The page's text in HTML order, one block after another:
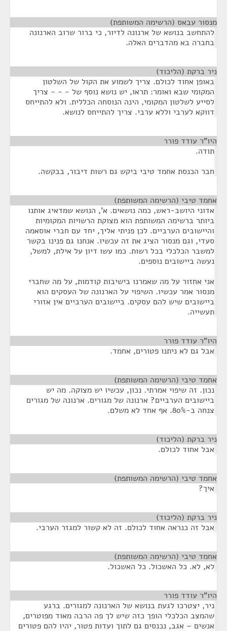
מנסור עבאס (הרשימה המשותפת)
להתחשב בנושא של ארנונה לדיור, כי ברור שרוב הארנונה
בחברה בא מהדברים האלה.
ניר ברקת (הליכוד)
באופן אחוד לכולם. צריך לשמוע את הקול של השלטון
המקומי שבא ואומר: תראו, יש נושא נוסף של - - - צריך
לסייע לשלטון המקומי, הינה הנוסחה הכללית. ולא להתייחס
דווקא לערבי וללא ערבי. צריך להתייחס לנושא.
היו"ר עודד פורר
תודה.
חבר הכנסת אחמד טיבי ביקש גם רשות דיבור, בבקשה.
אחמד טיבי (הרשימה המשותפת)
אדוני היושב-ראש, כמה נושאים. א', הנושא שמדאיג אותנו
ביותר ברשימה המשותפת הוא מצוקת הרשויות המקומיות
והיישובים הערביים. לכן פניתי אליך, יחד עם חברי אוסאמה
סעדי, וגם מנסור הציג את זה עכשיו. אנחנו גם פנינו בקשר
למשבר הכלכלי בכל רשות. כמו עשו דיון על אילת, למשל,
נעשה ביישובים נוספים.
אני אחזור על מה שאמרנו בישיבות קודמות, על מה שחברי
מנסור אמר עכשיו. השיפוי על הארנונה של העסקים הוא
ביישובים שיש להם עסקים. ביישובים הערביים אין אזורי
תעשייה.
היו"ר עודד פורר
אבל גם לא ניתנו פטורים, אחמד.
אחמד טיבי (הרשימה המשותפת)
נכון. זה שיפוי אמרתי. נכון, עכשיו יש מצוקה. מה יש
ביישובים הערביים? ארנונה של מגורים. ארנונה של מגורים
צנחה ב-80%. אף אחד לא משלם.
ניר ברקת (הליכוד)
אבל אחוד לכולם.
אחמד טיבי (הרשימה המשותפת)
איך?
ניר ברקת (הליכוד)
אבל זה כנראה אחוד לכולם. זה לא קשור למגזר הערבי.
אחמד טיבי (הרשימה המשותפת)
לא, לא. כל האשכול. כל האשכול.
היו"ר עודד פורר
ניר, יצטרכו לגעת בנושא של הארנונה למגורים. ברגע
שהמצב הכלכלי הופך כזה שיש לך פה הרבה מאוד מפוטרים,
אנשים – אגב, נכנסים גם לתוך ועדות פטור, יהיו להם פטורים